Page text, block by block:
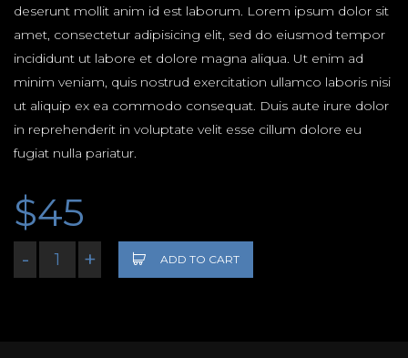
deserunt mollit anim id est laborum. Lorem ipsum dolor sit
amet, consectetur adipisicing elit, sed do eiusmod tempor
incididunt ut labore et dolore magna aliqua. Ut enim ad
minim veniam, quis nostrud exercitation ullamco laboris nisi
ut aliquip ex ea commodo consequat. Duis aute irure dolor
in reprehenderit in voluptate velit esse cillum dolore eu
fugiat nulla pariatur.
$45
- + ADD TO CART